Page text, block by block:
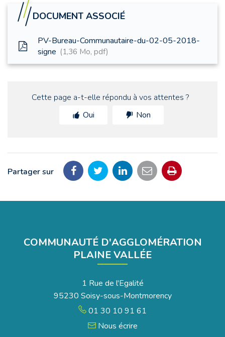
DOCUMENT ASSOCIÉ
PV-Bureau-Communautaire-du-02-05-2018-
signe
1,36 Mo, pdf
Cette page a-t-elle répondu à vos attentes ?
Oui
Non
Partager sur
Partager
Facebook
Partager
Twitter
Partager
LinkedIn
Partager
email
Imprimer
page
COMMUNAUTÉ D'AGGLOMÉRATION
PLAINE VALLÉE
1 Rue de l'Egalité
95230 Soisy-sous-Montmorency
01 30 10 91 61
Nous écrire